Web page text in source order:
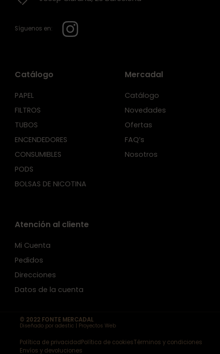
Síguenos en:
Catálogo
PAPEL
FILTROS
TUBOS
ENCENDEDORES
CONSUMIBLES
PODS
BOLSAS DE NICOTINA
Mercadal
Catálogo
Novedades
Ofertas
FAQ’s
Nosotros
Atención al cliente
Mi Cuenta
Pedidos
Direcciones
Datos de la cuenta
© 2022 FONTE MERCADAL
Diseñado por adestic | Proyectos Web
Política de privacidadPolítica de cookiesTérminos y condiciones
Envíos y devoluciones